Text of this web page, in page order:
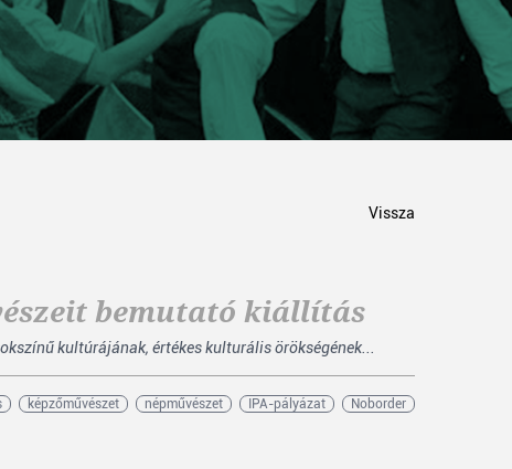
Vissza
bemutató kiállítás
kultúrájának, értékes kulturális örökségének...
képzőművészet népművészet IPA-pályázat Noborder